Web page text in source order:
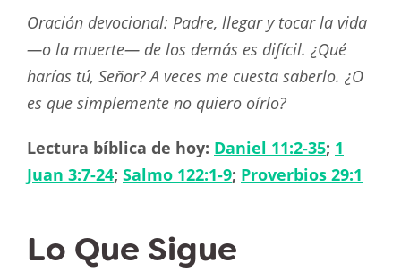
Oración devocional: Padre, llegar y tocar la vida
—o la muerte— de los demás es difícil. ¿Qué
harías tú, Señor? A veces me cuesta saberlo. ¿O
es que simplemente no quiero oírlo?
Lectura bíblica de hoy: Daniel 11:2-35; 1
Juan 3:7-24; Salmo 122:1-9; Proverbios 29:1
Lo Que Sigue